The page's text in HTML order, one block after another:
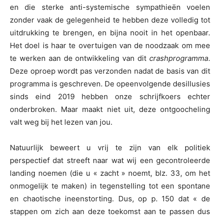
en die sterke anti-systemische sympathieën voelen
zonder vaak de gelegenheid te hebben deze volledig tot
uitdrukking te brengen, en bijna nooit in het openbaar.
Het doel is haar te overtuigen van de noodzaak om mee
te werken aan de ontwikkeling van dit crashprogramma.
Deze oproep wordt pas verzonden nadat de basis van dit
programma is geschreven. De opeenvolgende desillusies
sinds eind 2019 hebben onze schrijfkoers echter
onderbroken. Maar maakt niet uit, deze ontgoocheling
valt weg bij het lezen van jou.
Natuurlijk beweert u vrij te zijn van elk politiek
perspectief dat streeft naar wat wij een gecontroleerde
landing noemen (die u « zacht » noemt, blz. 33, om het
onmogelijk te maken) in tegenstelling tot een spontane
en chaotische ineenstorting. Dus, op p. 150 dat « de
stappen om zich aan deze toekomst aan te passen dus